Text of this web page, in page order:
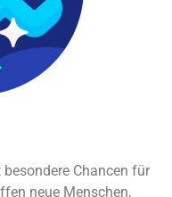
Chancen für
neue Menschen,